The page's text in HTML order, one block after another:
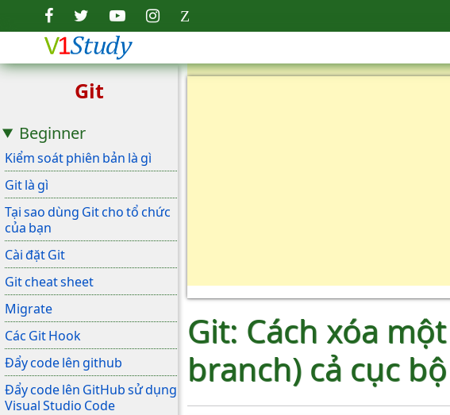
Git
Beginner
Kiểm soát phiên bản là gì
Git là gì
Tại sao dùng Git cho tổ chức
của bạn
Cài đặt Git
Git cheat sheet
Migrate
Các Git Hook
Đẩy code lên github
Đẩy code lên GitHub sử dụng
Visual Studio Code
Git: Cách xóa
branch) cả cục